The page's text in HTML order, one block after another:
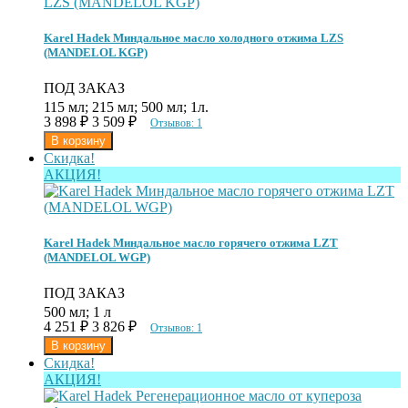
Karel Hadek Миндальное масло холодного отжима LZS
(MANDELOL KGP)
ПОД ЗАКАЗ
115 мл; 215 мл; 500 мл; 1л.
3 898 ₽ 3 509 ₽ Отзывов: 1
Скидка!
АКЦИЯ!
Karel Hadek Миндальное масло горячего отжима LZT
(MANDELOL WGP)
ПОД ЗАКАЗ
500 мл; 1 л
4 251 ₽ 3 826 ₽ Отзывов: 1
Скидка!
АКЦИЯ!